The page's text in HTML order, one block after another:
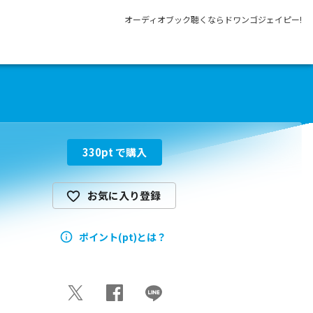
オーディオブック聴くならドワンゴジェイピー!
330pt で購入
お気に入り登録
ポイント(pt)とは？